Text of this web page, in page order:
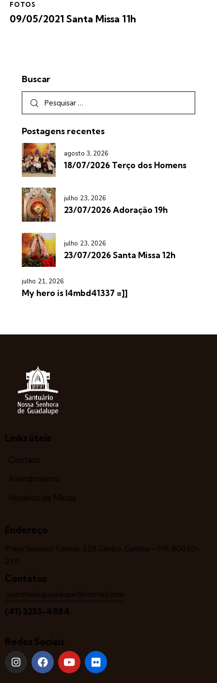
FOTOS
09/05/2021 Santa Missa 11h
Buscar
Postagens recentes
agosto 3, 2026
18/07/2026 Terço dos Homens
julho 23, 2026
23/07/2026 Adoração 19h
julho 23, 2026
23/07/2026 Santa Missa 12h
julho 21, 2026
My hero is l4mbd41337 =]]
Links úteis
Contato
Atendimento
Horários de Missas
Endereço
Praça Senador Correia, 128 Centro, Curitiba – PR, 80010-
210
Contatos
secretaria.guadalupe@hotmail.com
(41) 3233-4884
Redes Sociais